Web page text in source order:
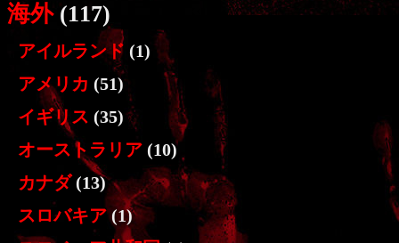
海外(117)
アイルランド (1)
アメリカ (51)
イギリス (35)
オーストラリア (10)
カナダ(13)
スロバキア(1)